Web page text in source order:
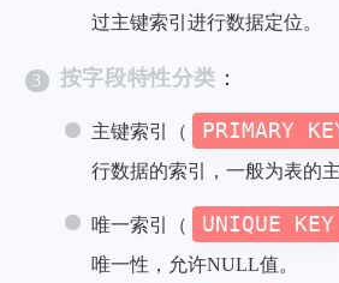
过主键索引进行数据定位。
按字段特性分类 ：
主键索引（ PRIMARY
行数据的索引，一般为表的主
唯一索引（ UNIQUE KEY
唯一性，允许NULL值。